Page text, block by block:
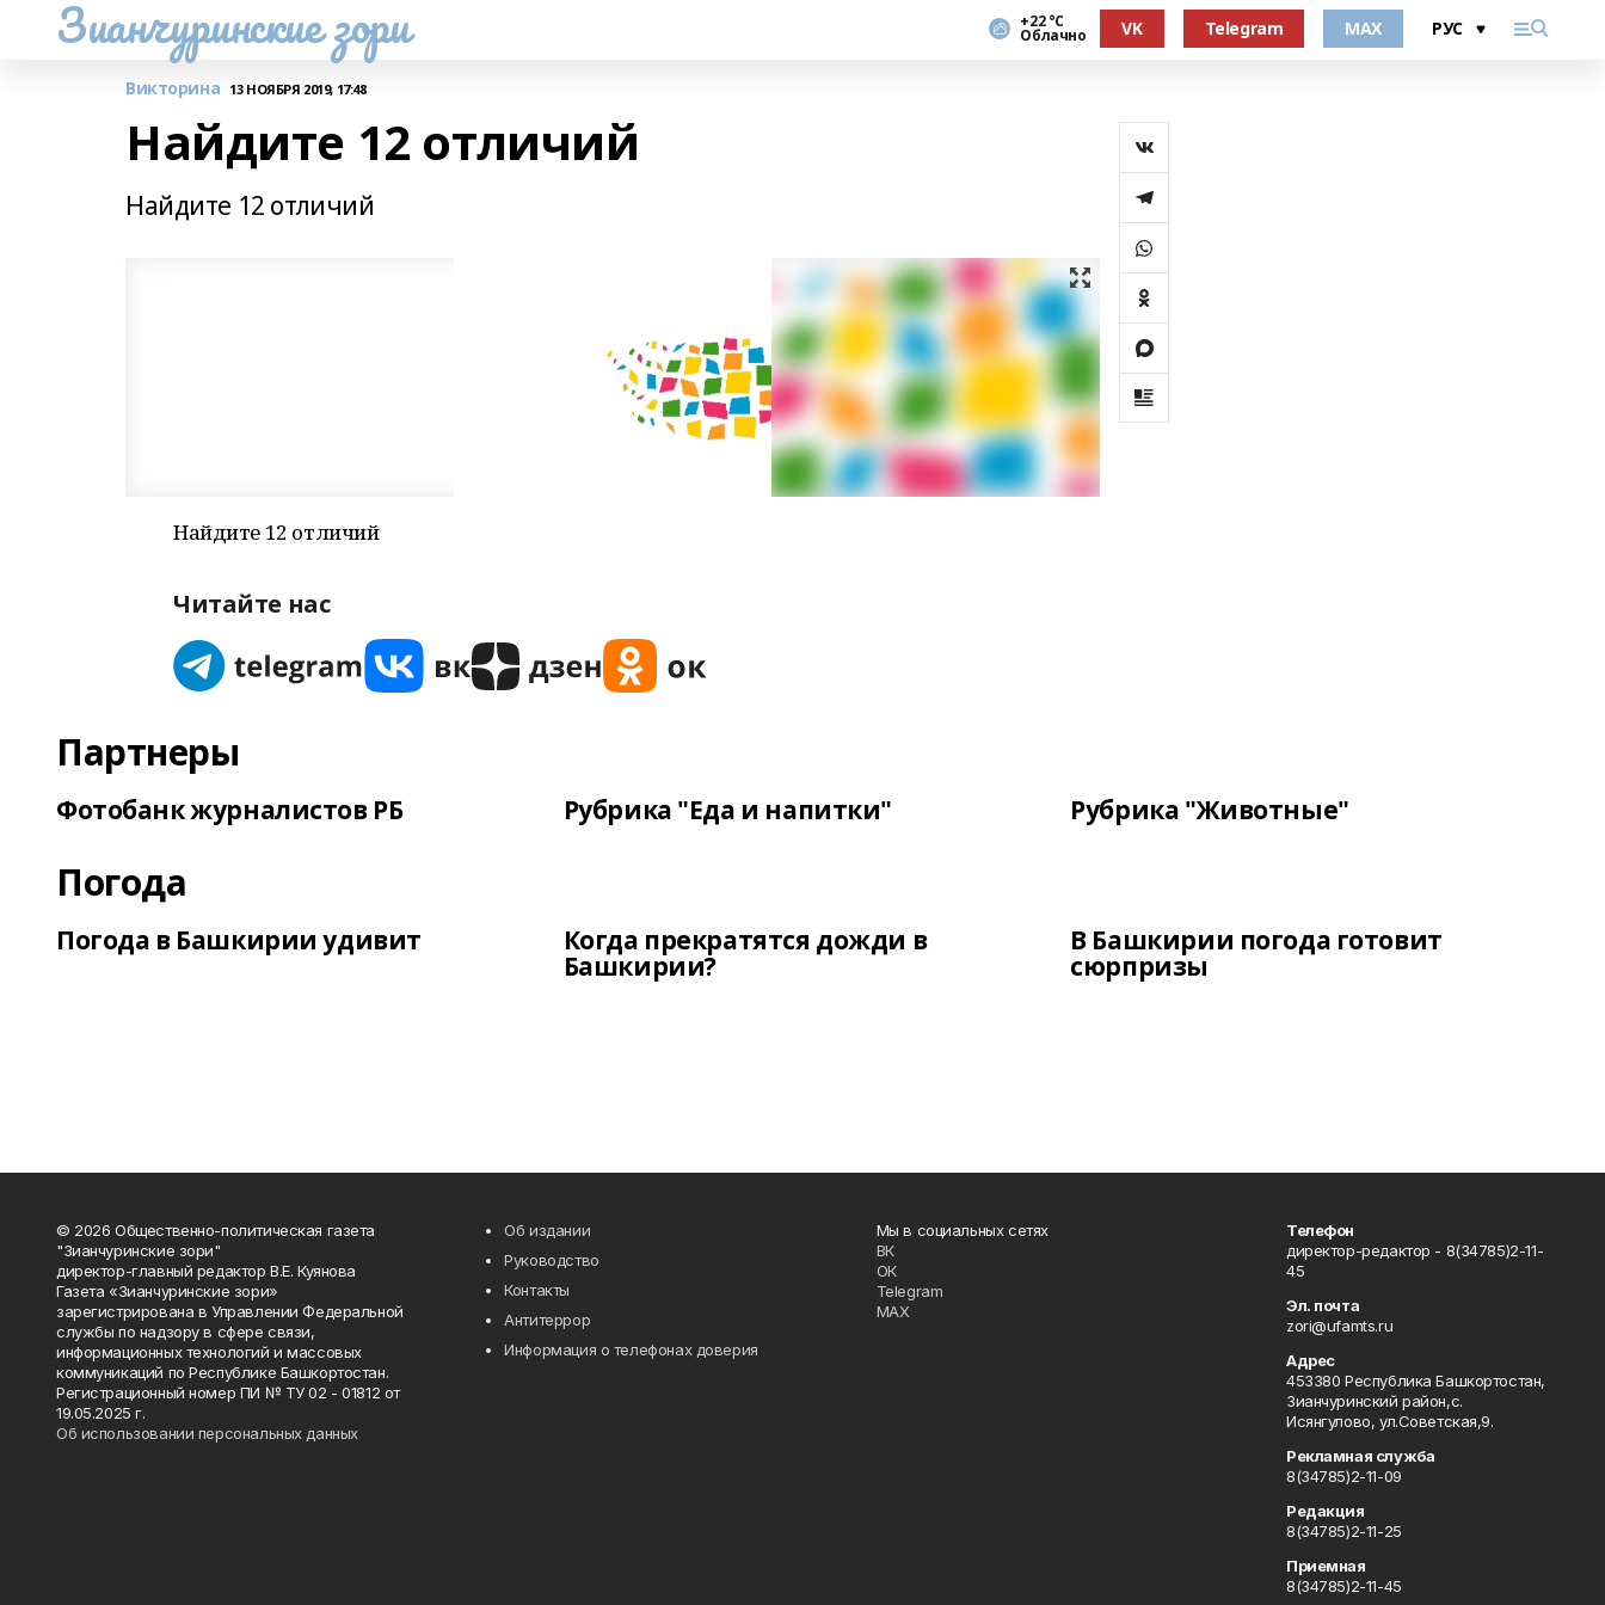
Зианчуринские зори +22 °С
Облачно VK Telegram MAX
Викторина 13 НОЯБРЯ 2019, 17:48
Найдите 12 отличий
Найдите 12 отличий
Найдите 12 отличий
Читайте нас
Партнеры
Фотобанк журналистов РБ Рубрика "Еда и напитки" Рубрика "Животные"
Погода
Погода в Башкирии удивит Когда прекратятся дожди в
Башкирии?
В Башкирии погода готовит
сюрпризы
© 2026 Общественно-политическая газета
"Зианчуринские зори"
директор-главный редактор В.Е. Куянова
Газета «Зианчуринские зори»
зарегистрирована в Управлении Федеральной
службы по надзору в сфере связи,
информационных технологий и массовых
коммуникаций по Республике Башкортостан.
Регистрационный номер ПИ № ТУ 02 - 01812 от
19.05.2025 г.
Об использовании персональных данных
Об издании
Руководство
Контакты
Антитеррор
Информация о телефонах доверия
Мы в социальных сетях
ВК
ОК
Telegram
MAX
Телефон
директор-редактор - 8(34785)2-11-
45
Эл. почта
zori@ufamts.ru
Адрес
453380 Республика Башкортостан,
Зианчуринский район,с.
Исянгулово, ул.Советская,9.
Рекламная служба
8(34785)2-11-09
Редакция
8(34785)2-11-25
Приемная
8(34785)2-11-45